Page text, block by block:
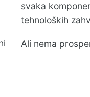
svaka
tehnoloških
Ali nema